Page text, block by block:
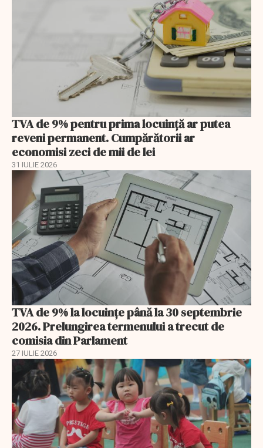
TVA de 9% pentru prima locuință ar putea
reveni permanent. Cumpărătorii ar
economisi zeci de mii de lei
31 IULIE 2026
TVA de 9% la locuințe până la 30 septembrie
2026. Prelungirea termenului a trecut de
comisia din Parlament
27 IULIE 2026